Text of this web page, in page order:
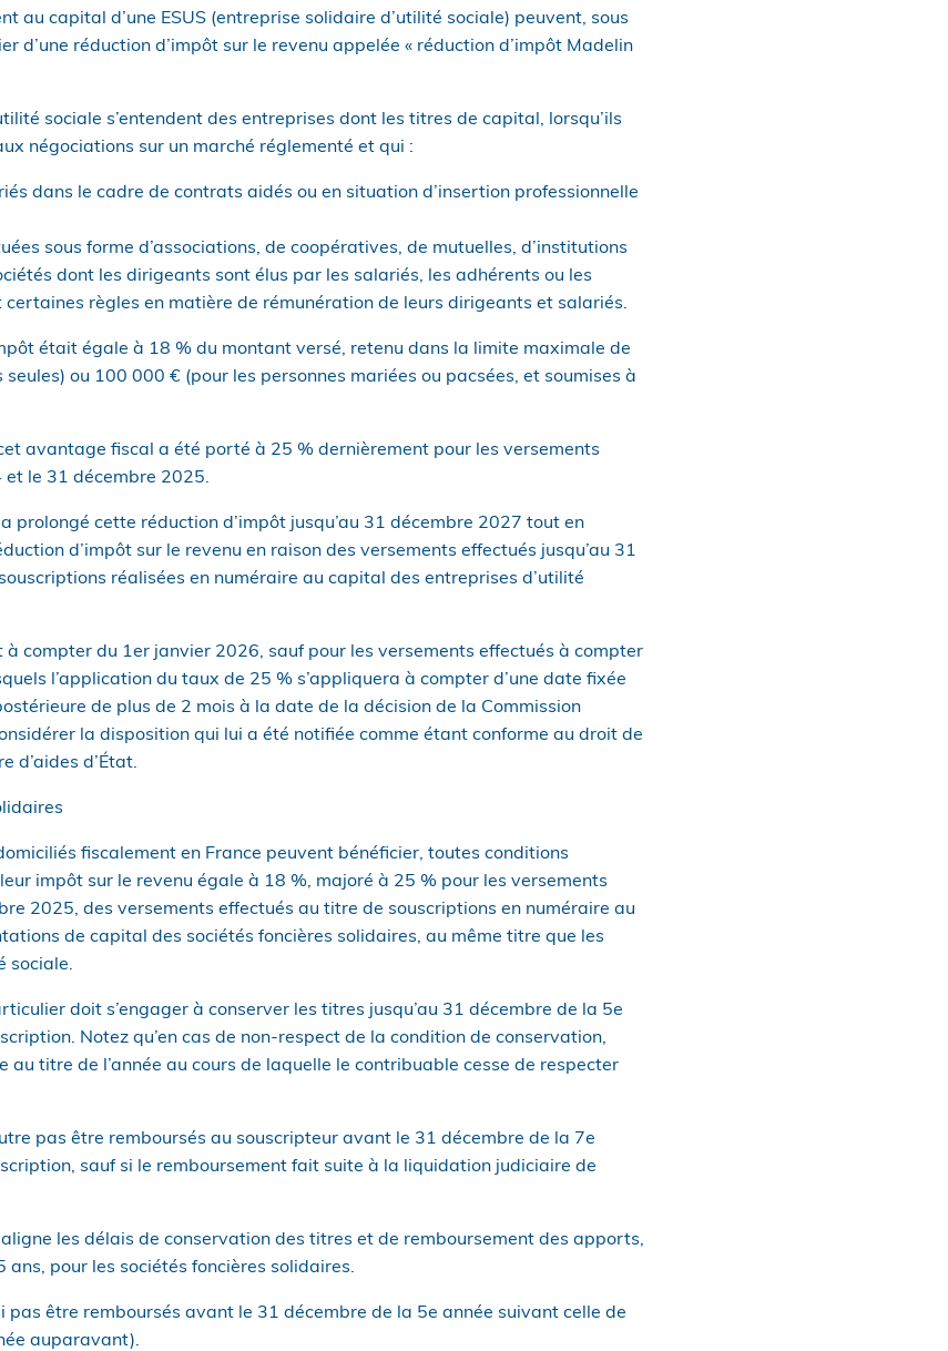
au capital d’une ESUS (entreprise solidaire d’utilité sociale) peuvent, sous
d’une réduction d’impôt sur le revenu appelée « réduction d’impôt Madelin
sociale s’entendent des entreprises dont les titres de capital, lorsqu’ils
négociations sur un marché réglementé et qui :
dans le cadre de contrats aidés ou en situation d’insertion professionnelle
sous forme d’associations, de coopératives, de mutuelles, d’institutions
dont les dirigeants sont élus par les salariés, les adhérents ou les
certaines règles en matière de rémunération de leurs dirigeants et salariés.
était égale à 18 % du montant versé, retenu dans la limite maximale de
ou 100 000 € (pour les personnes mariées ou pacsées, et soumises à
avantage fiscal a été porté à 25 % dernièrement pour les versements
le 31 décembre 2025.
prolongé cette réduction d’impôt jusqu’au 31 décembre 2027 tout en
d’impôt sur le revenu en raison des versements effectués jusqu’au 31
réalisées en numéraire au capital des entreprises d’utilité
à compter du 1er janvier 2026, sauf pour les versements effectués à compter
l’application du taux de 25 % s’appliquera à compter d’une date fixée
de plus de 2 mois à la date de la décision de la Commission
la disposition qui lui a été notifiée comme étant conforme au droit de
d’aides d’État.
fiscalement en France peuvent bénéficier, toutes conditions
impôt sur le revenu égale à 18 %, majoré à 25 % pour les versements
2025, des versements effectués au titre de souscriptions en numéraire au
de capital des sociétés foncières solidaires, au même titre que les
sociale.
doit s’engager à conserver les titres jusqu’au 31 décembre de la 5e
Notez qu’en cas de non-respect de la condition de conservation,
au titre de l’année au cours de laquelle le contribuable cesse de respecter
pas être remboursés au souscripteur avant le 31 décembre de la 7e
sauf si le remboursement fait suite à la liquidation judiciaire de
les délais de conservation des titres et de remboursement des apports,
ans, pour les sociétés foncières solidaires.
pas être remboursés avant le 31 décembre de la 5e année suivant celle de
auparavant).